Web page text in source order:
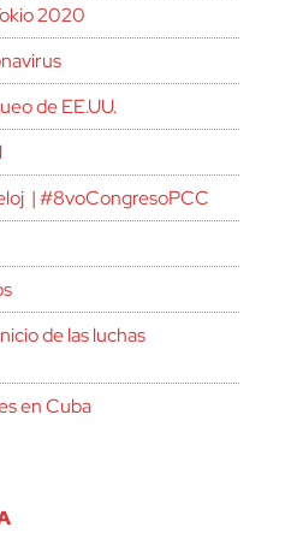
2020
de EE.UU.
| #8voCongresoPCC
de las luchas
en Cuba